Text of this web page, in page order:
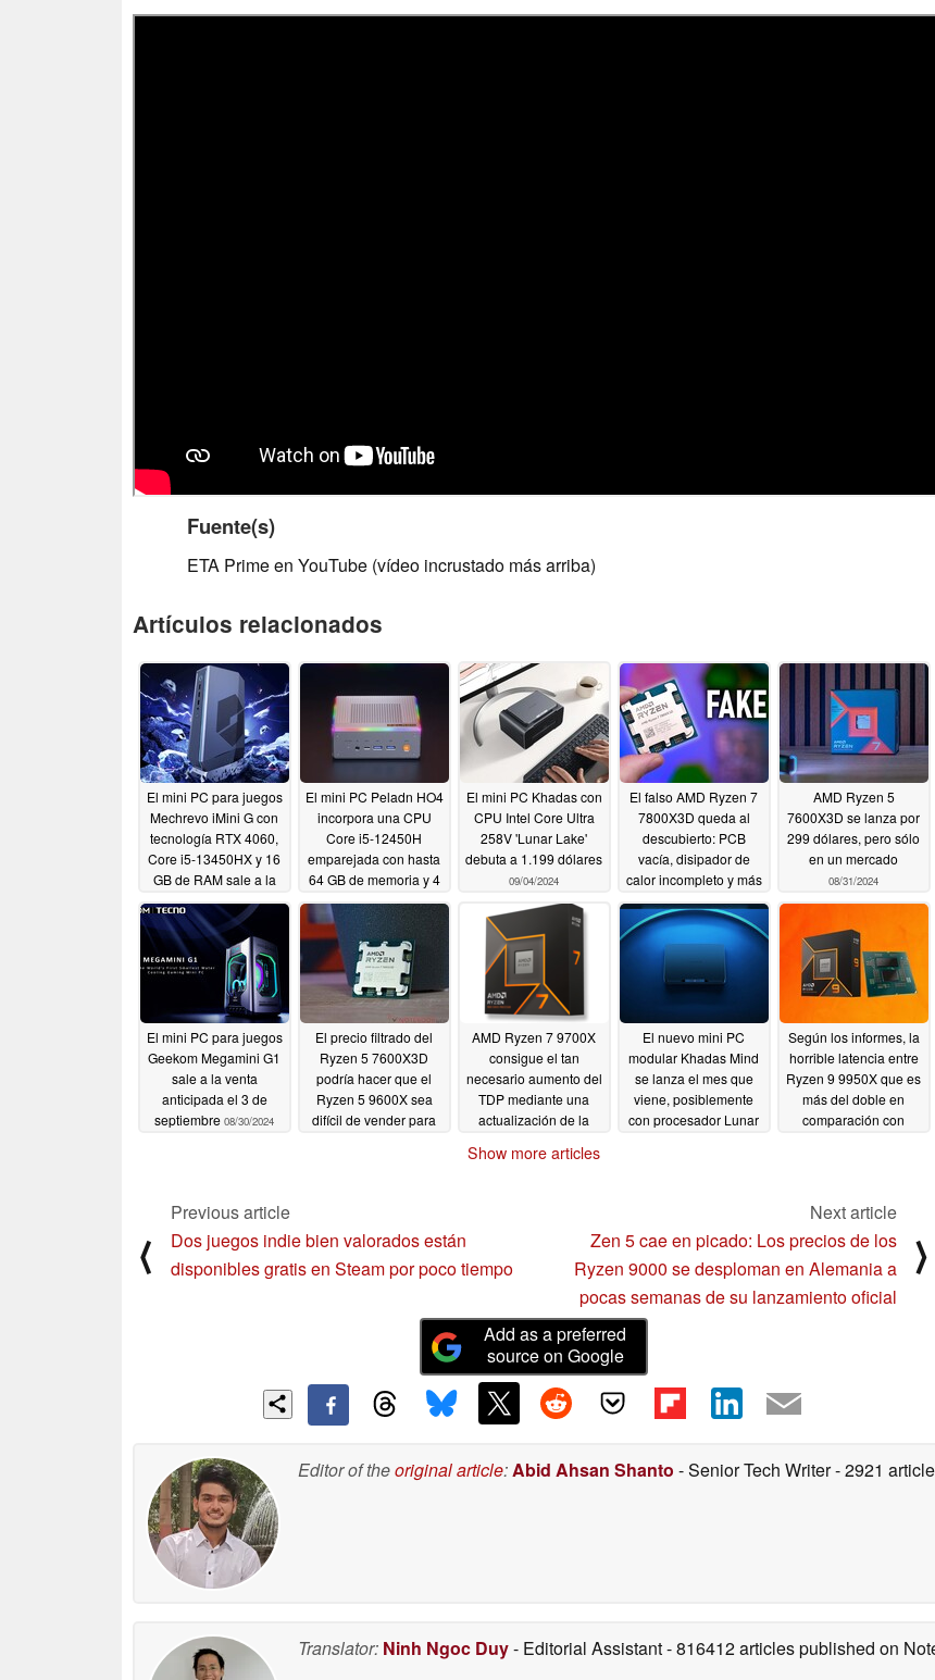
Fuente(s)
ETA Prime en YouTube (vídeo incrustado más arriba)
Artículos relacionados
El mini PC para juegos
Mechrevo iMini G con
tecnología RTX 4060,
Core i5-13450HX y 16
GB de RAM sale a la
venta por 899 dólares
09/08/2024
El mini PC Peladn HO4
incorpora una CPU
Core i5-12450H
emparejada con hasta
64 GB de memoria y 4
TB de almacenamiento
SSD
09/07/2024
El mini PC Khadas con
CPU Intel Core Ultra
258V 'Lunar Lake'
debuta a 1.199 dólares
09/04/2024
El falso AMD Ryzen 7
7800X3D queda al
descubierto: PCB
vacía, disipador de
calor incompleto y más
09/02/2024
AMD Ryzen 5
7600X3D se lanza por
299 dólares, pero sólo
en un mercado
08/31/2024
El mini PC para juegos
Geekom Megamini G1
sale a la venta
anticipada el 3 de
septiembre 08/30/2024
El precio filtrado del
Ryzen 5 7600X3D
podría hacer que el
Ryzen 5 9600X sea
difícil de vender para
AMD Ryzen 7 9700X
consigue el tan
necesario aumento del
TDP mediante una
actualización de la
las placas base MSI
El nuevo mini PC
modular Khadas Mind
se lanza el mes que
viene, posiblemente
con procesador Lunar
Según los informes, la
horrible latencia entre
Ryzen 9 9950X que es
más del doble en
comparación con
Show more articles
⟨
Previous article
Dos juegos indie bien valorados están
disponibles gratis en Steam por poco tiempo
Next article
Zen 5 cae en picado: Los precios de los
Ryzen 9000 se desploman en Alemania a
pocas semanas de su lanzamiento oficial
⟩
Add as a preferred
source on Google
Editor of theoriginal article:Abid Ahsan Shanto - Senior Tech Writer- 2921
Translator: Ninh Ngoc Duy- Editorial Assistant- 816412 articles published on